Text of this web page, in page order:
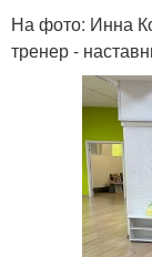
На фото: Инна
тренер -